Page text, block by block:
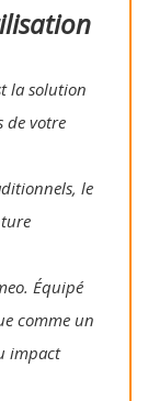
la solution
de votre
le
Équipé
comme un
impact